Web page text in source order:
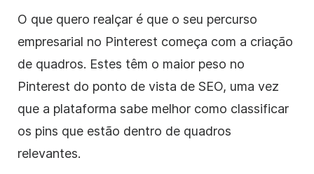
O que quero realçar é que o seu percurso
empresarial no Pinterest começa com a criação
de quadros. Estes têm o maior peso no
Pinterest do ponto de vista de SEO, uma vez
que a plataforma sabe melhor como classificar
os pins que estão dentro de quadros
relevantes.